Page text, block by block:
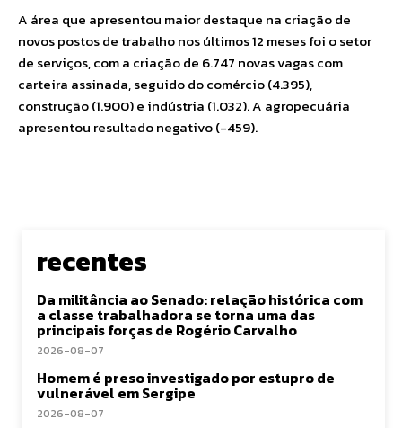
A área que apresentou maior destaque na criação de
novos postos de trabalho nos últimos 12 meses foi o setor
de serviços, com a criação de 6.747 novas vagas com
carteira assinada, seguido do comércio (4.395),
construção (1.900) e indústria (1.032). A agropecuária
apresentou resultado negativo (-459).
recentes
Da militância ao Senado: relação histórica com
a classe trabalhadora se torna uma das
principais forças de Rogério Carvalho
2026-08-07
Homem é preso investigado por estupro de
vulnerável em Sergipe
2026-08-07